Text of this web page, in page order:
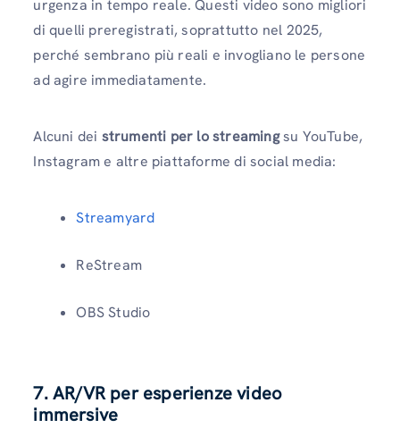
urgenza in tempo reale. Questi video sono migliori
di quelli preregistrati, soprattutto nel 2025,
perché sembrano più reali e invogliano le persone
ad agire immediatamente.
Alcuni dei strumenti per lo streamingsu YouTube,
Instagram e altre piattaforme di social media:
Streamyard
ReStream
OBS Studio
7. AR/VR per esperienze video
immersive